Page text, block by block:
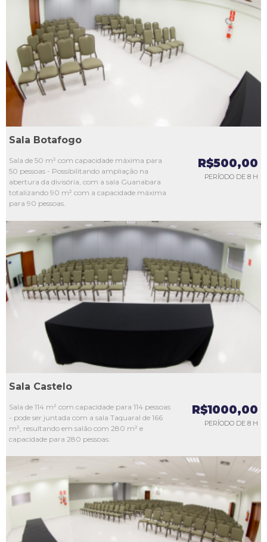
L1
L2
L3
L4
Sala Botafogo
Sala de 50 m² com capacidade máxima para
50 pessoas - Possibilitando ampliação na
abertura da divisória, com a sala Guanabara
totalizando 90 m² com a capacidade máxima
para 90 pessoas.
R$500,00
PERÍODO DE 8 H
L2
L3
L4
Sala Castelo
Sala de 114 m² com capacidade para 114 pessoas
- pode ser juntada com a sala Taquaral de 166
m², resultando em salão com 280 m² e
capacidade para 280 pessoas.
R$1000,00
PERÍODO DE 8 H
L3
L4